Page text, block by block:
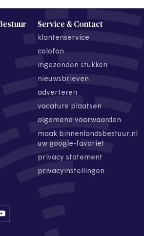
Service & Contact
klantenservice
colofon
ingezonden stukken
nieuwsbrieven
adverteren
vacature plaatsen
algemene voorwaarden
maak binnenlandsbestuur.nl
uw google-favoriet
privacy statement
privacyinstellingen